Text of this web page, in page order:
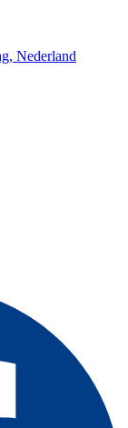
Nederland